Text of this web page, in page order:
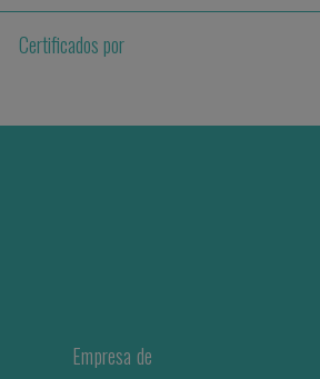
Certificados por
Empresa de